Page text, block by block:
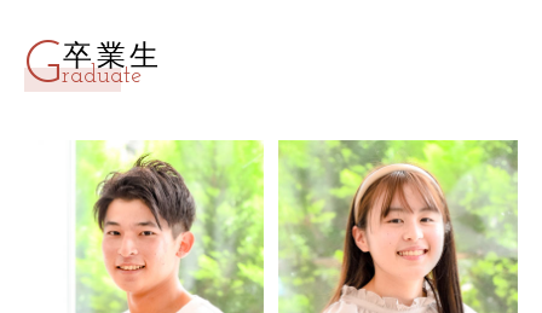
卒業生
Graduate